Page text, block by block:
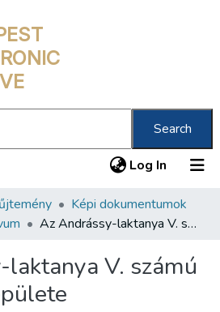
Search
Log In (current)
Képi dokumentumok
Az Andrássy-laktanya V. számú legénységi épülete
V. számú